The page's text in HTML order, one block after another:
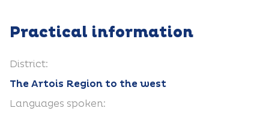
Practical information
District:
The Artois Region to the west
Languages spoken: